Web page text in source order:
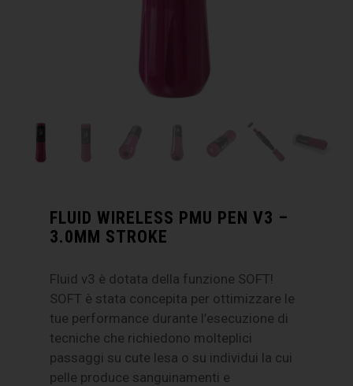
FLUID WIRELESS PMU PEN V3 –
3.0MM STROKE
Fluid v3 è dotata della funzione SOFT!
SOFT è stata concepita per ottimizzare le
tue performance durante l’esecuzione di
tecniche che richiedono molteplici
passaggi su cute lesa o su individui la cui
pelle produce sanguinamenti e